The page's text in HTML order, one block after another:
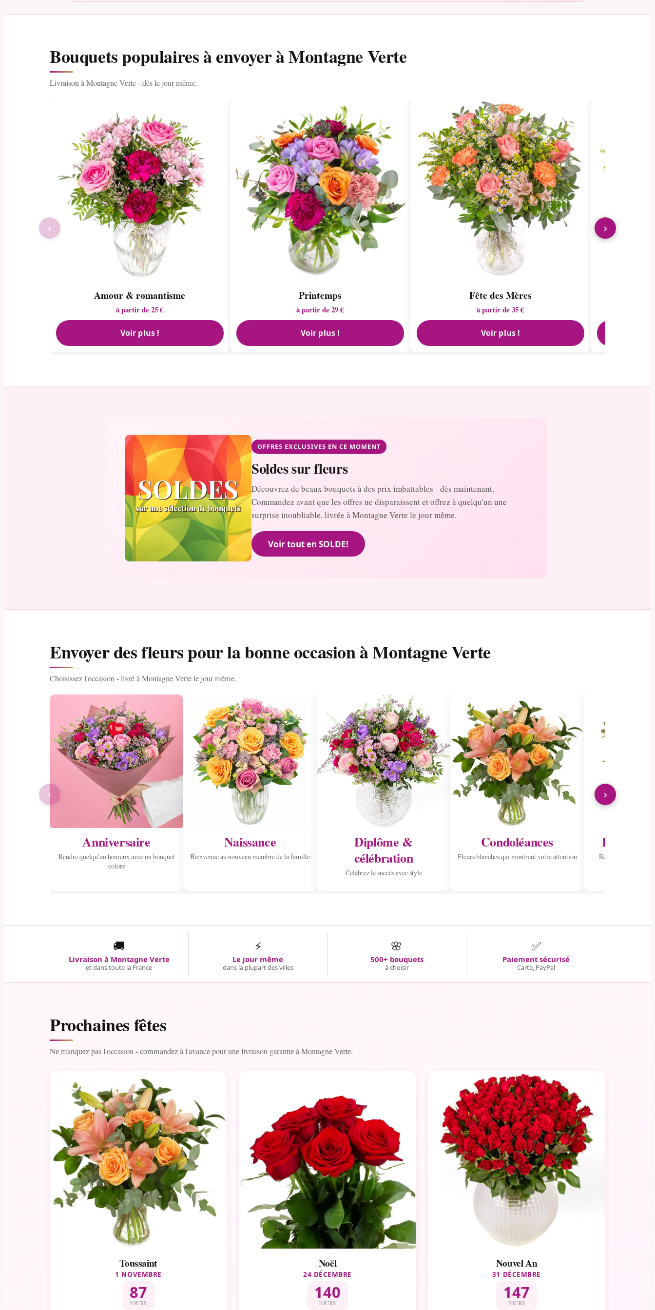
Bouquets populaires à envoyer à Montagne Verte
Livraison à Montagne Verte - dès le jour même.
Amour & romantisme
à partir de 25 €
Voir plus !
Printemps
à partir de 29 €
Voir plus !
Fête des Mères
à partir de 35 €
Voir plus !
‹ ›
OFFRES EXCLUSIVES EN CE MOMENT
Soldes sur fleurs
Découvrez de beaux bouquets à des prix imbattables - dès maintenant.
Commandez avant que les offres ne disparaissent et offrez à quelqu'un une
surprise inoubliable, livrée à Montagne Verte le jour même.
Voir tout en SOLDE!
Envoyer des fleurs pour la bonne occasion à Montagne Verte
Choisissez l'occasion - livré à Montagne Verte le jour même.
Anniversaire
Rendre quelqu'un heureux avec un bouquet
coloré
Naissance
Bienvenue au nouveau membre de la famille
Diplôme &
célébration
Célébrez le succès avec style
Condoléances
Fleurs blanches qui montrent votre attention
Envoyer
Répandre la joie
‹ ›
🚚
Livraison à Montagne Verte
et dans toute la France
⚡
Le jour même
dans la plupart des villes
🌸
500+ bouquets
à choisir
✅
Paiement sécurisé
Carte, PayPal
Prochaines fêtes
Ne manquez pas l'occasion - commandez à l'avance pour une livraison garantie à Montagne Verte.
Toussaint
1 NOVEMBRE
87
JOURS
Noël
24 DÉCEMBRE
140
JOURS
Nouvel An
31 DÉCEMBRE
147
JOURS